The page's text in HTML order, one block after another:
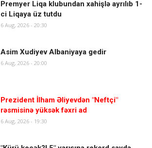
Premyer Liqa klubundan xahişlə ayrılıb 1-
ci Liqaya üz tutdu
6 Aug, 2026 - 20:30
Asim Xudiyev Albaniyaya gedir
6 Aug, 2026 - 20:00
Prezident İlham Əliyevdən "Neftçi"
rəsmisinə yüksək fəxri ad
6 Aug, 2026 - 19:30